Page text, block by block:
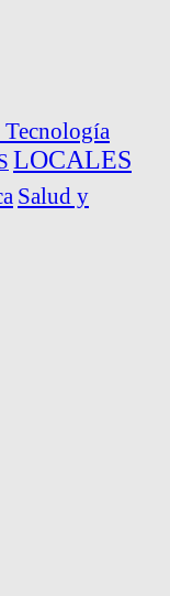
LOCALES
Salud y